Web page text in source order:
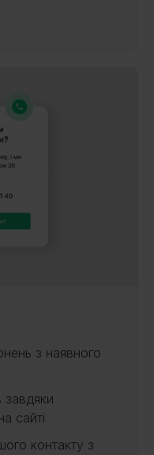
з наявного
завдяки
сайті
контакту з